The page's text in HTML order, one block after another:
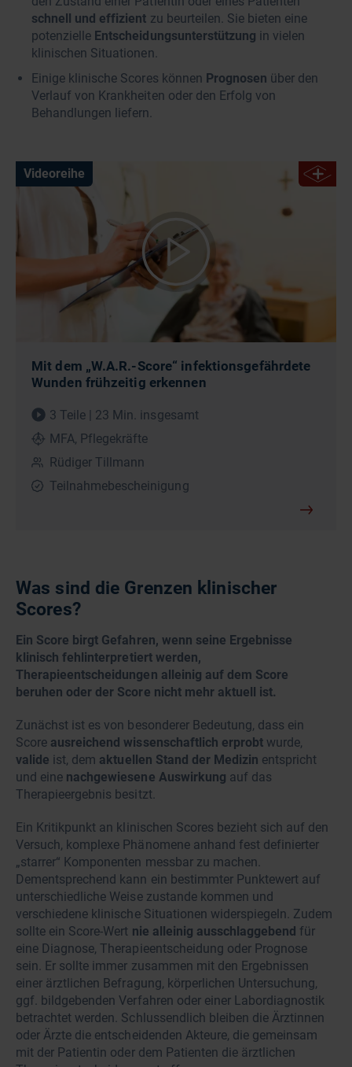
schnell und effizient zu beurteilen. Sie bieten eine
potenzielle Entscheidungsunterstützung in vielen
klinischen Situationen.
Einige klinische Scores können Prognosen über den
Verlauf von Krankheiten oder den Erfolg von
Behandlungen liefern.
Mit dem „W.A.R.-Score“ infektionsgefährdete
Wunden frühzeitig erkennen
3 Teile | 23 Min. insgesamt
MFA, Pflegekräfte
Rüdiger Tillmann
Teilnahmebescheinigung
Videoreihe
Was sind die Grenzen klinischer
Scores?
Ein Score birgt Gefahren, wenn seine Ergebnisse
klinisch fehlinterpretiert werden,
Therapieentscheidungen alleinig auf dem Score
beruhen oder der Score nicht mehr aktuell ist.
Zunächst ist es von besonderer Bedeutung, dass ein
Score ausreichend wissenschaftlich erprobt wurde,
valide ist, dem aktuellen Stand der Medizin entspricht
und eine nachgewiesene Auswirkung auf das
Therapieergebnis besitzt.
Ein Kritikpunkt an klinischen Scores bezieht sich auf den
Versuch, komplexe Phänomene anhand fest definierter
„starrer“ Komponenten messbar zu machen.
Dementsprechend kann ein bestimmter Punktewert auf
unterschiedliche Weise zustande kommen und
verschiedene klinische Situationen widerspiegeln. Zudem
sollte ein Score-Wert nie alleinig ausschlaggebend für
eine Diagnose, Therapieentscheidung oder Prognose
sein. Er sollte immer zusammen mit den Ergebnissen
einer ärztlichen Befragung, körperlichen Untersuchung,
ggf. bildgebenden Verfahren oder einer Labordiagnostik
betrachtet werden. Schlussendlich bleiben die Ärztinnen
oder Ärzte die entscheidenden Akteure, die gemeinsam
mit der Patientin oder dem Patienten die ärztlichen